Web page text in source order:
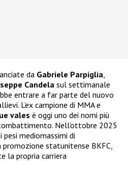
da Gabriele Parpiglia,
Candela sul settimanale
entrare a far parte del nuovo
L’ex campione di MMA e
vales è oggi uno dei nomi più
Nell’ottobre 2025
mediomassimi di
promozione statunitense BKFC,
la propria carriera